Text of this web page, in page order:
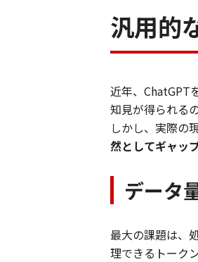
汎用的
近年、ChatGPT
知見が得られる
しかし、実際の
然としてギャッ
データ
最大の課題は、
理できるトーク